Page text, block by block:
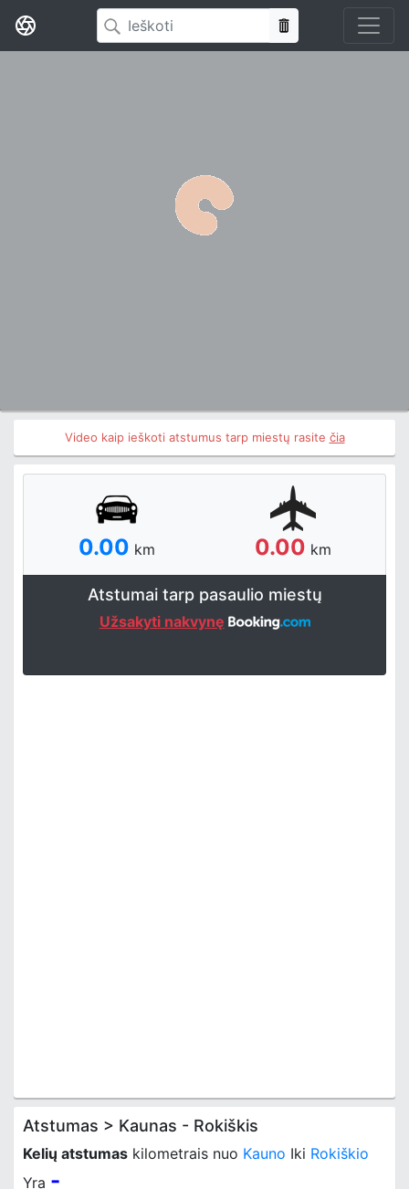
Video kaip ieškoti atstumus tarp miestų rasite čia
0.00 km 0.00 km
Atstumai tarp pasaulio miestų
Užsakyti nakvynę
Atstumas > Kaunas - Rokiškis
Kelių atstumas kilometrais nuo Kauno Iki Rokiškio
Yra -